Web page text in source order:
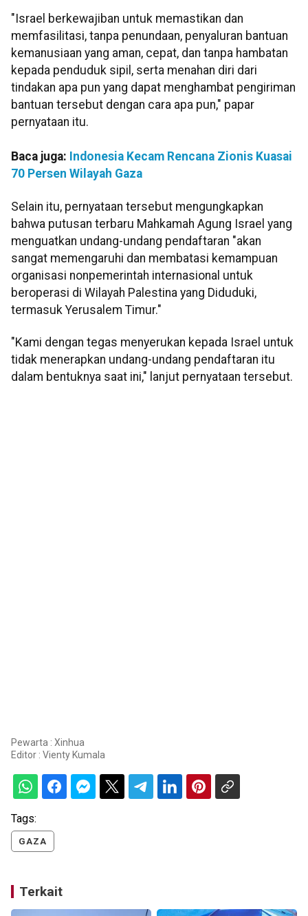
"Israel berkewajiban untuk memastikan dan
memfasilitasi, tanpa penundaan, penyaluran bantuan
kemanusiaan yang aman, cepat, dan tanpa hambatan
kepada penduduk sipil, serta menahan diri dari
tindakan apa pun yang dapat menghambat pengiriman
bantuan tersebut dengan cara apa pun," papar
pernyataan itu.
Baca juga: Indonesia Kecam Rencana Zionis Kuasai
70 Persen Wilayah Gaza
Selain itu, pernyataan tersebut mengungkapkan
bahwa putusan terbaru Mahkamah Agung Israel yang
menguatkan undang-undang pendaftaran "akan
sangat memengaruhi dan membatasi kemampuan
organisasi nonpemerintah internasional untuk
beroperasi di Wilayah Palestina yang Diduduki,
termasuk Yerusalem Timur."
"Kami dengan tegas menyerukan kepada Israel untuk
tidak menerapkan undang-undang pendaftaran itu
dalam bentuknya saat ini," lanjut pernyataan tersebut.
Pewarta : Xinhua
Editor : Vienty Kumala
Tags:
GAZA
Terkait